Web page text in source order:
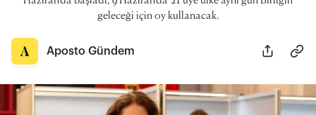
geleceği için oy kullanacak.
Aposto Gündem